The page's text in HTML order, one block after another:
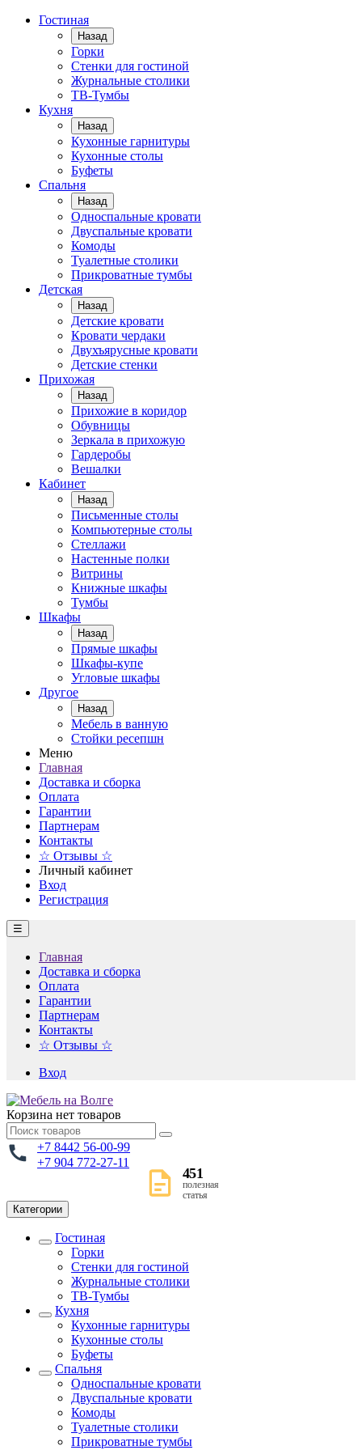
Гостиная
Назад
Горки
Стенки для гостиной
Журнальные столики
TВ-Тумбы
Кухня
Назад
Кухонные гарнитуры
Кухонные столы
Буфеты
Спальня
Назад
Односпальные кровати
Двуспальные кровати
Комоды
Туалетные столики
Прикроватные тумбы
Детская
Назад
Детские кровати
Кровати чердаки
Двухъярусные кровати
Детские стенки
Прихожая
Назад
Прихожие в коридор
Обувницы
Зеркала в прихожую
Гардеробы
Вешалки
Кабинет
Назад
Письменные столы
Компьютерные столы
Стеллажи
Настенные полки
Витрины
Книжные шкафы
Тумбы
Шкафы
Назад
Прямые шкафы
Шкафы-купе
Угловые шкафы
Другое
Назад
Мебель в ванную
Стойки ресепшн
Меню
Главная
Доставка и сборка
Оплата
Гарантии
Партнерам
Контакты
☆ Отзывы ☆
Личный кабинет
Вход
Регистрация
☰
Главная
Доставка и сборка
Оплата
Гарантии
Партнерам
Контакты
☆ Отзывы ☆
Вход
Корзина нет товаров
+7 8442 56-00-99
+7 904 772-27-11
451
полезная
статья
Категории
Гостиная
Горки
Стенки для гостиной
Журнальные столики
TВ-Тумбы
Кухня
Кухонные гарнитуры
Кухонные столы
Буфеты
Спальня
Односпальные кровати
Двуспальные кровати
Комоды
Туалетные столики
Прикроватные тумбы